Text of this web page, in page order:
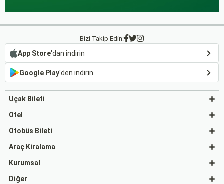
Bizi Takip Edin:
App Store'dan indirin
Google Play'den indirin
Uçak Bileti
Otel
Otobüs Bileti
Araç Kiralama
Kurumsal
Diğer